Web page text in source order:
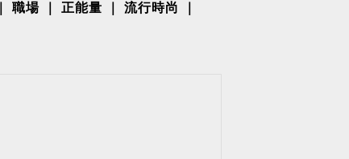
職場 正能量 流行時尚